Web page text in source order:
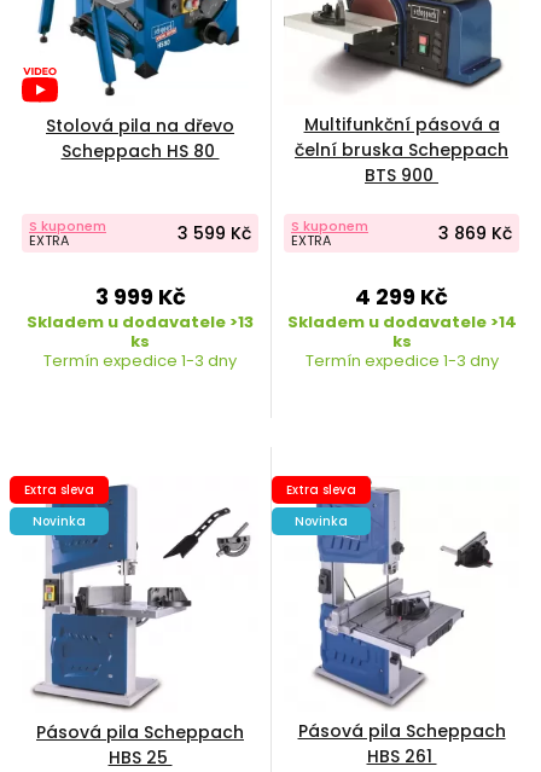
Stolová pila na dřevo
Scheppach HS 80
S kuponem
EXTRA 3 599 Kč
3 999 Kč
Skladem u dodavatele >13
ks
Termín expedice 1-3 dny
Multifunkční pásová a
čelní bruska Scheppach
BTS 900
S kuponem
EXTRA 3 869 Kč
4 299 Kč
Skladem u dodavatele >14
ks
Termín expedice 1-3 dny
Extra sleva
Novinka
Pásová pila Scheppach
HBS 25
Extra sleva
Novinka
Pásová pila Scheppach
HBS 261